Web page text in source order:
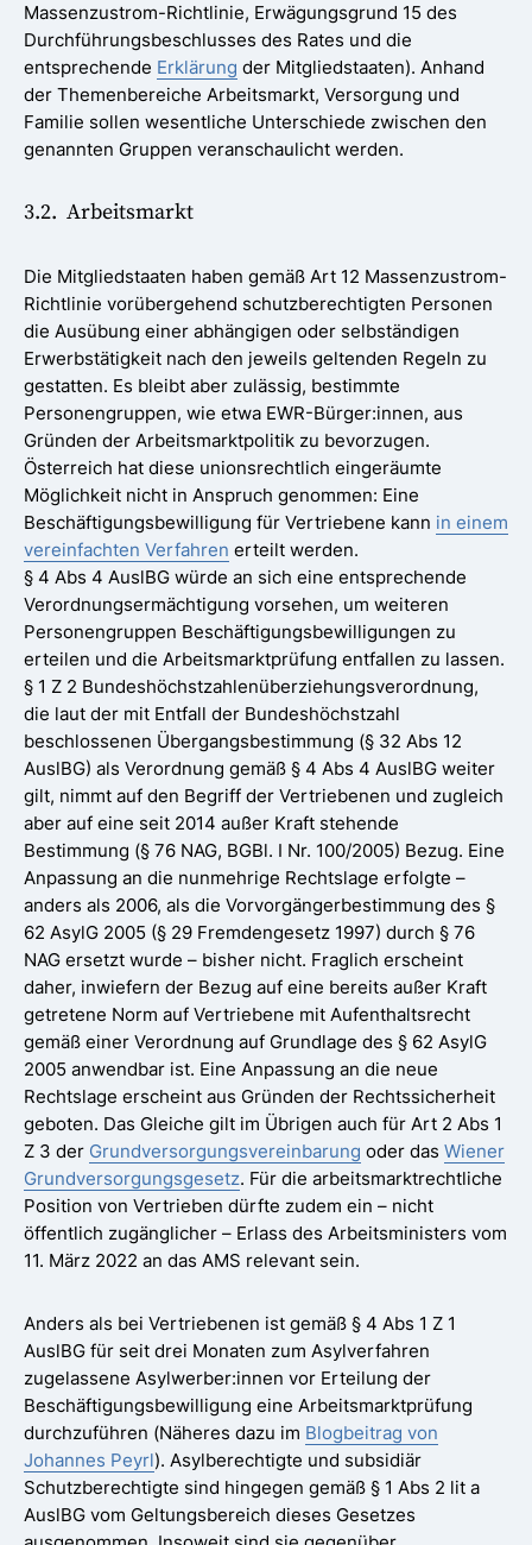
Massenzustrom-Richtlinie, Erwägungsgrund 15 des
Durchführungsbeschlusses des Rates und die
entsprechende Erklärung der Mitgliedstaaten). Anhand
der Themenbereiche Arbeitsmarkt, Versorgung und
Familie sollen wesentliche Unterschiede zwischen den
genannten Gruppen veranschaulicht werden.
3.2. Arbeitsmarkt
Die Mitgliedstaaten haben gemäß Art 12 Massenzustrom-
Richtlinie vorübergehend schutzberechtigten Personen
die Ausübung einer abhängigen oder selbständigen
Erwerbstätigkeit nach den jeweils geltenden Regeln zu
gestatten. Es bleibt aber zulässig, bestimmte
Personengruppen, wie etwa EWR-Bürger:innen, aus
Gründen der Arbeitsmarktpolitik zu bevorzugen.
Österreich hat diese unionsrechtlich eingeräumte
Möglichkeit nicht in Anspruch genommen: Eine
Beschäftigungsbewilligung für Vertriebene kann in einem
vereinfachten Verfahren erteilt werden.
§ 4 Abs 4 AuslBG würde an sich eine entsprechende
Verordnungsermächtigung vorsehen, um weiteren
Personengruppen Beschäftigungsbewilligungen zu
erteilen und die Arbeitsmarktprüfung entfallen zu lassen.
§ 1 Z 2 Bundeshöchstzahlenüberziehungsverordnung,
die laut der mit Entfall der Bundeshöchstzahl
beschlossenen Übergangsbestimmung (§ 32 Abs 12
AuslBG) als Verordnung gemäß § 4 Abs 4 AuslBG weiter
gilt, nimmt auf den Begriff der Vertriebenen und zugleich
aber auf eine seit 2014 außer Kraft stehende
Bestimmung (§ 76 NAG, BGBl. I Nr. 100/2005) Bezug. Eine
Anpassung an die nunmehrige Rechtslage erfolgte –
anders als 2006, als die Vorvorgängerbestimmung des §
62 AsylG 2005 (§ 29 Fremdengesetz 1997) durch § 76
NAG ersetzt wurde – bisher nicht. Fraglich erscheint
daher, inwiefern der Bezug auf eine bereits außer Kraft
getretene Norm auf Vertriebene mit Aufenthaltsrecht
gemäß einer Verordnung auf Grundlage des § 62 AsylG
2005 anwendbar ist. Eine Anpassung an die neue
Rechtslage erscheint aus Gründen der Rechtssicherheit
geboten. Das Gleiche gilt im Übrigen auch für Art 2 Abs 1
Z 3 der Grundversorgungsvereinbarung oder das Wiener
Grundversorgungsgesetz. Für die arbeitsmarktrechtliche
Position von Vertrieben dürfte zudem ein – nicht
öffentlich zugänglicher – Erlass des Arbeitsministers vom
11. März 2022 an das AMS relevant sein.
Anders als bei Vertriebenen ist gemäß § 4 Abs 1 Z 1
AuslBG für seit drei Monaten zum Asylverfahren
zugelassene Asylwerber:innen vor Erteilung der
Beschäftigungsbewilligung eine Arbeitsmarktprüfung
durchzuführen (Näheres dazu im Blogbeitrag von
Johannes Peyrl). Asylberechtigte und subsidiär
Schutzberechtigte sind hingegen gemäß § 1 Abs 2 lit a
AuslBG vom Geltungsbereich dieses Gesetzes